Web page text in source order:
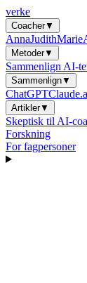
verke
Coacher▼
AnnaJudithMarie
Metoder▼
Sammenlign AI-
Sammenlign▼
ChatGPT
Artikler▼
Skeptisk til AI-
Forskning
For fagpersoner